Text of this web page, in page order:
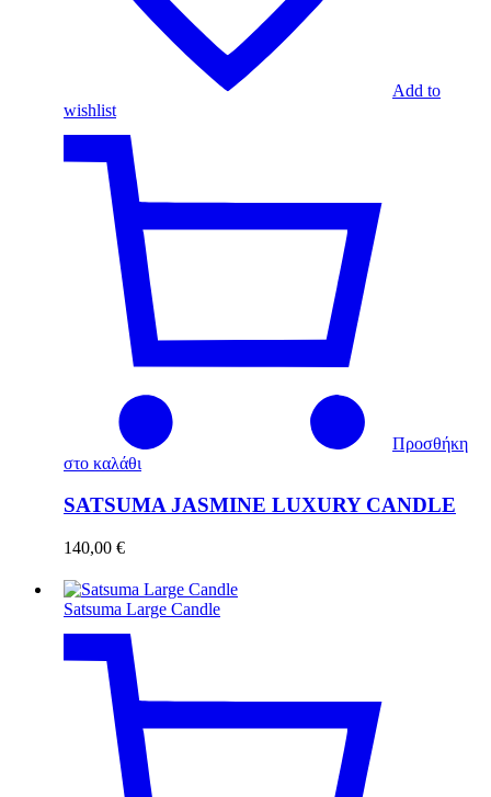
Add to
wishlist
Προσθήκη
στο καλάθι
SATSUMA JASMINE LUXURY CANDLE
140,00 €
Satsuma Large Candle